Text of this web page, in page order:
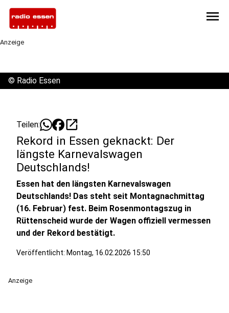
menu
Anzeige
© Radio Essen
Teilen: open_in_new
Rekord in Essen geknackt: Der
längste Karnevalswagen
Deutschlands!
Essen hat den längsten Karnevalswagen
Deutschlands! Das steht seit Montagnachmittag
(16. Februar) fest. Beim Rosenmontagszug in
Rüttenscheid wurde der Wagen offiziell vermessen
und der Rekord bestätigt.
Veröffentlicht: Montag, 16.02.2026 15:50
Anzeige